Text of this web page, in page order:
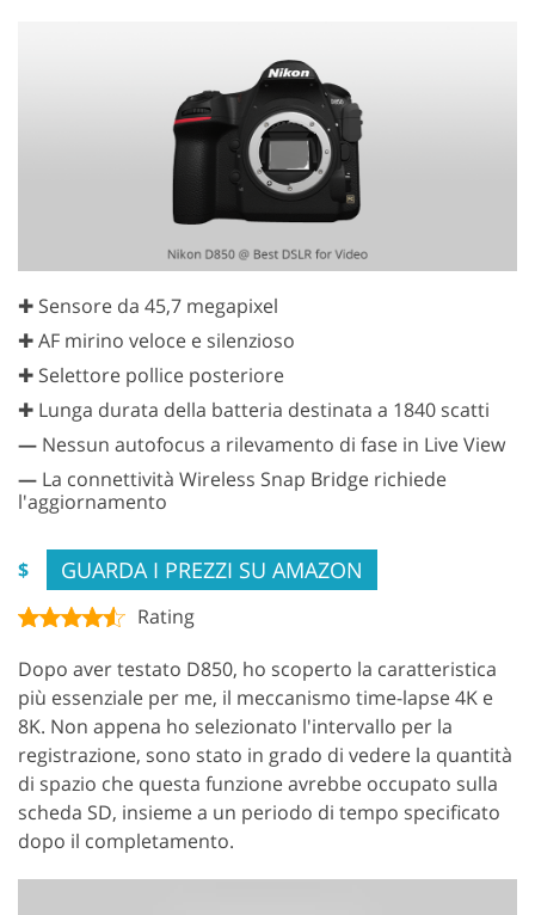
✚ Sensore da 45,7 megapixel
✚ AF mirino veloce e silenzioso
✚ Selettore pollice posteriore
✚ Lunga durata della batteria destinata a 1840 scatti
— Nessun autofocus a rilevamento di fase in Live View
— La connettività Wireless Snap Bridge richiede
l'aggiornamento
$ GUARDA I PREZZI SU AMAZON
Rating
Dopo aver testato D850, ho scoperto la caratteristica
più essenziale per me, il meccanismo time-lapse 4K e
8K. Non appena ho selezionato l'intervallo per la
registrazione, sono stato in grado di vedere la quantità
di spazio che questa funzione avrebbe occupato sulla
scheda SD, insieme a un periodo di tempo specificato
dopo il completamento.